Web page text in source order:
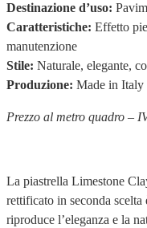
Destinazione d’uso:
Caratteristiche: Effetto
manutenzione
Stile: Naturale, elegante,
Produzione: Made in Italy
Prezzo al metro quadro –
La piastrella Limestone
rettificato in seconda
riproduce l’eleganza e la